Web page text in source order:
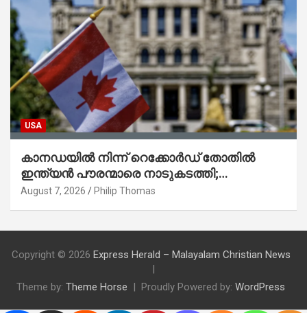
USA
കാനഡയിൽ നിന്ന് റെക്കോർഡ് തോതിൽ
ഇന്ത്യൻ പൗരന്മാരെ നാടുകടത്തി;
ആറുമാസത്തിനിടെ 3,323 പേർ
August 7, 2026 Philip Thomas
Copyright © 2026 Express Herald – Malayalam Christian News
Theme by: Theme Horse Proudly Powered by: WordPress